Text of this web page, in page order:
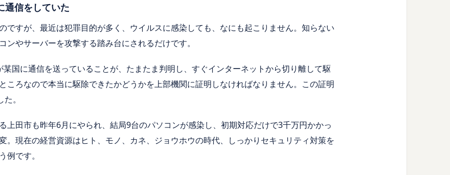
通信をしていた
ですが、最近は犯罪目的が多く、ウイルスに感染しても、なにも起こりません。知らない
ンやサーバーを攻撃する踏み台にされるだけです。
某国に通信を送っていることが、たまたま判明し、すぐインターネットから切り離して駆
ころなので本当に駆除できたかどうかを上部機関に証明しなければなりません。この証明
。
上田市も昨年6月にやられ、結局9台のパソコンが感染し、初期対応だけで3千万円かかっ
。現在の経営資源はヒト、モノ、カネ、ジョウホウの時代、しっかりセキュリティ対策を
例です。